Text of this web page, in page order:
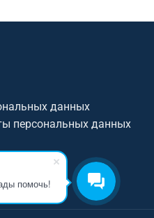
помочь!
данных
персональных данных